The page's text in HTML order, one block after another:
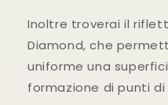
Inoltre troverai il
Diamond, che
uniforme una
formazione di punti